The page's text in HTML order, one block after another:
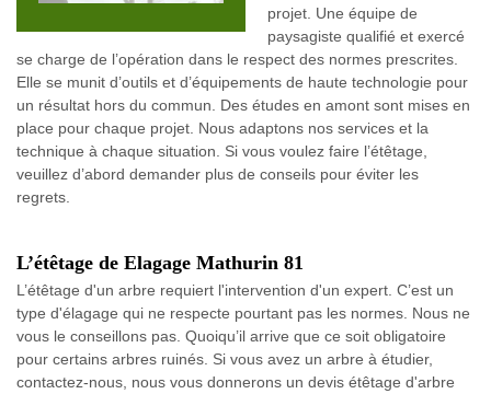
projet. Une équipe de
paysagiste qualifié et exercé
se charge de l’opération dans le respect des normes prescrites.
Elle se munit d’outils et d’équipements de haute technologie pour
un résultat hors du commun. Des études en amont sont mises en
place pour chaque projet. Nous adaptons nos services et la
technique à chaque situation. Si vous voulez faire l’étêtage,
veuillez d’abord demander plus de conseils pour éviter les
regrets.
L’étêtage de Elagage Mathurin 81
L’étêtage d'un arbre requiert l'intervention d'un expert. C’est un
type d'élagage qui ne respecte pourtant pas les normes. Nous ne
vous le conseillons pas. Quoiqu’il arrive que ce soit obligatoire
pour certains arbres ruinés. Si vous avez un arbre à étudier,
contactez-nous, nous vous donnerons un devis étêtage d'arbre